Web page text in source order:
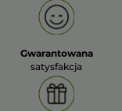
Gwarantowana
satysfakcja